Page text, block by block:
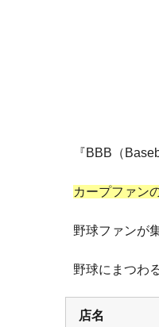
『BBB（
カープファン
野球ファンが
野球にまつわ
店名